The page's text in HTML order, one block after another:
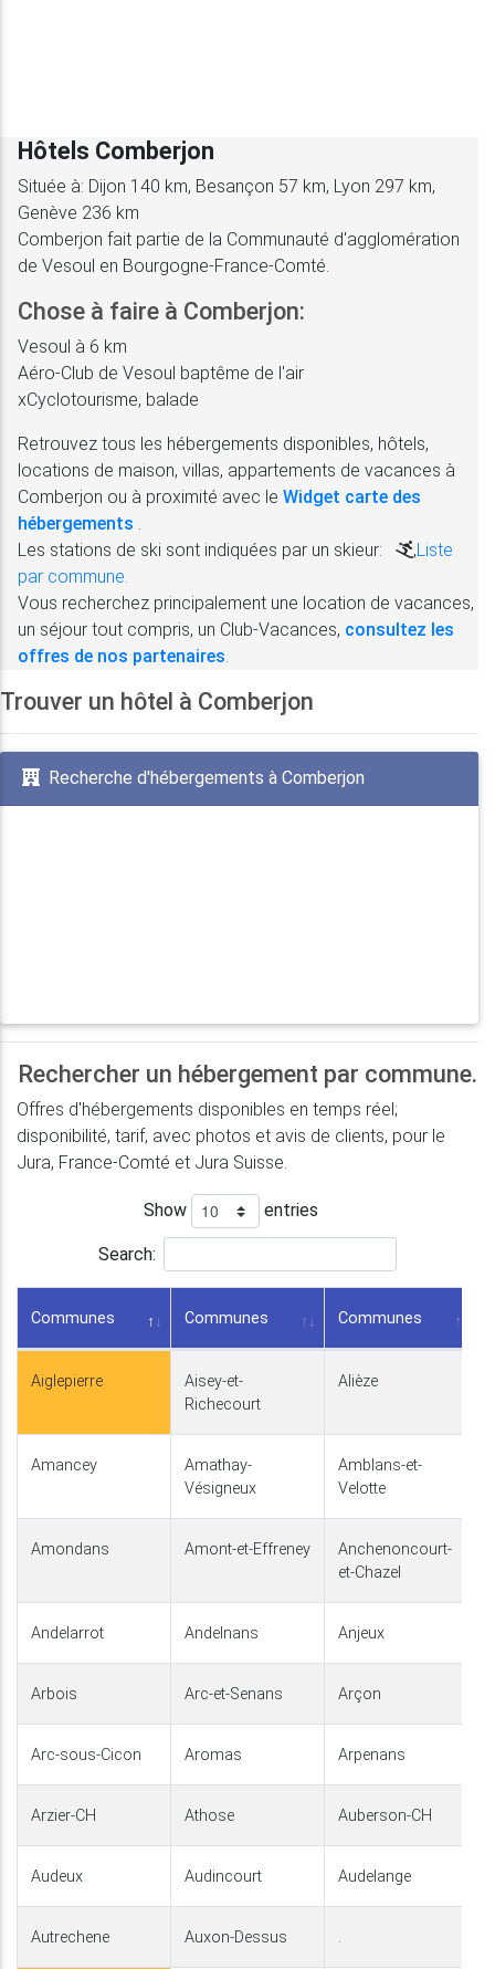
Hôtels Comberjon
Située à: Dijon 140 km, Besançon 57 km, Lyon 297 km,
Genève 236 km
Comberjon fait partie de la Communauté d'agglomération
de Vesoul en Bourgogne-France-Comté.
Chose à faire à Comberjon:
Vesoul à 6 km
Aéro-Club de Vesoul baptême de l'air
xCyclotourisme, balade
Retrouvez tous les hébergements disponibles, hôtels,
locations de maison, villas, appartements de vacances à
Comberjon ou à proximité avec le Widget carte des
hébergements
Les stations de ski sont indiquées par un skieur:
,Liste
par commune.
Vous recherchez principalement une location de vacances,
un séjour tout compris, un Club-Vacances, consultez les
offres de nos partenaires
Trouver un hôtel à Comberjon
Recherche d'hébergements à Comberjon
Rechercher un hébergement par commune.
Offres d'hébergements disponibles en temps réel;
disponibilité, tarif, avec photos et avis de clients, pour le
Jura, France-Comté et Jura Suisse.
Show entries
Search:
Communes Communes Communes
Aiglepierre
Aisey-et-
Richecourt
Alièze
Amancey
Amathay-
Vésigneux
Amblans-et-
Velotte
Amondans Amont-et-Effreney
Anchenoncourt-
et-Chazel
Andelarrot Andelnans Anjeux
Arbois Arc-et-Senans Arçon
Arc-sous-Cicon Aromas Arpenans
Arzier-CH Athose Auberson-CH
Audeux Audincourt Audelange
Autrechene Auxon-Dessus .